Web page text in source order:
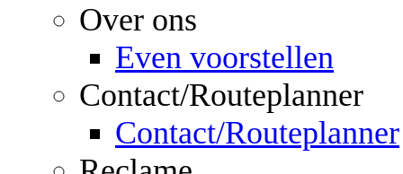
Over ons
Even voorstellen
Contact/Routeplanner
Contact/Routeplanner